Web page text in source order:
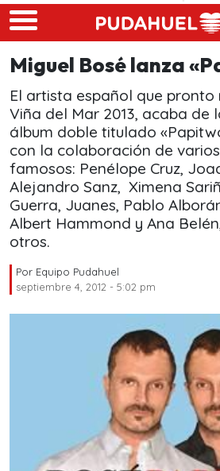
Skip to main content
Miguel Bosé lanza
El artista español que pronto
Viña del Mar 2013, acaba de
álbum doble titulado
con la colaboración de varios
famosos: Penélope Cruz,
Alejandro Sanz, Ximena
Guerra, Juanes, Pablo
Albert Hammond y Ana
otros.
Por Equipo Pudahuel
septiembre 4, 2012 - 5:02 pm